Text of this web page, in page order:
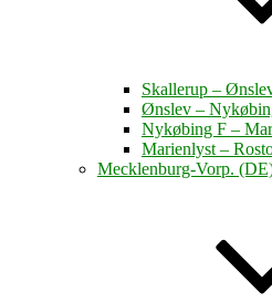
Skallerup –
Ønslev –
Nykøbing F –
Marienlyst –
Mecklenburg-Vorp.